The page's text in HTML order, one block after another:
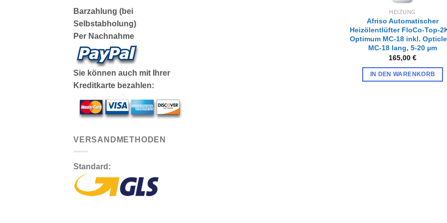
Barzahlung (bei
Selbstabholung)
Per Nachnahme
Sie können auch mit Ihrer
Kreditkarte bezahlen:
VERSANDMETHODEN
Standard:
HEIZUNG
Afriso Automatischer
Heizölentlüfter FloCo-Top-
Optimum MC-18 inkl.
MC-18 lang, 5-20 µm
165,00 €
IN DEN WARENKORB